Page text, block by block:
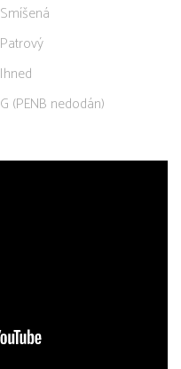
Smíšená
Patrový
Ihned
G (PENB nedodán)